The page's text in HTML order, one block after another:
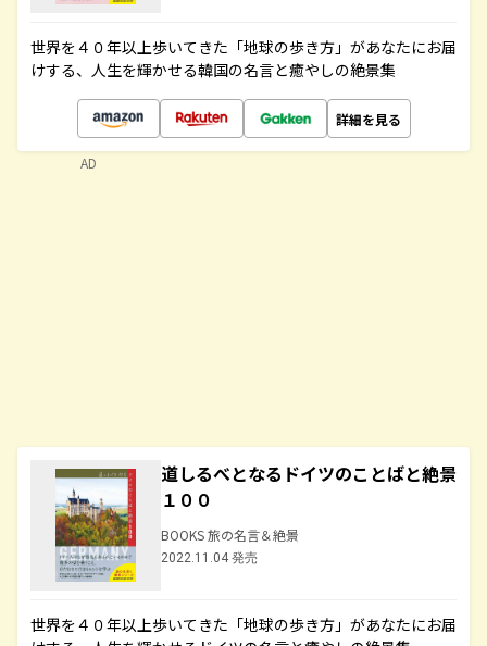
世界を４０年以上歩いてきた「地球の歩き方」があなたにお届
けする、人生を輝かせる韓国の名言と癒やしの絶景集
詳細を見る
道しるべとなるドイツのことばと絶景
１００
BOOKS 旅の名言＆絶景
2022.11.04 発売
世界を４０年以上歩いてきた「地球の歩き方」があなたにお届
AD